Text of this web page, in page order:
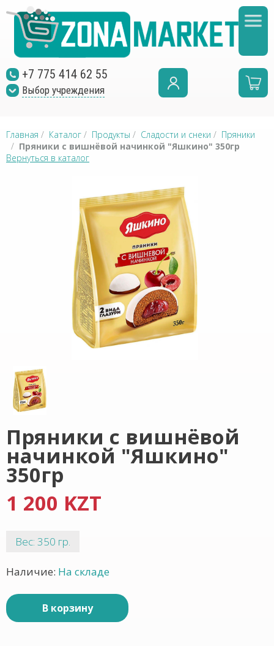
+7 775 414 62 55
Выбор учреждения
Главная / Каталог / Продукты / Сладости и снеки / Пряники
/ Пряники с вишнёвой начинкой "Яшкино" 350гр
Вернуться в каталог
Пряники с вишнёвой
начинкой "Яшкино"
350гр
1 200 KZT
Вес: 350 гр.
Наличие: На складе
В корзину